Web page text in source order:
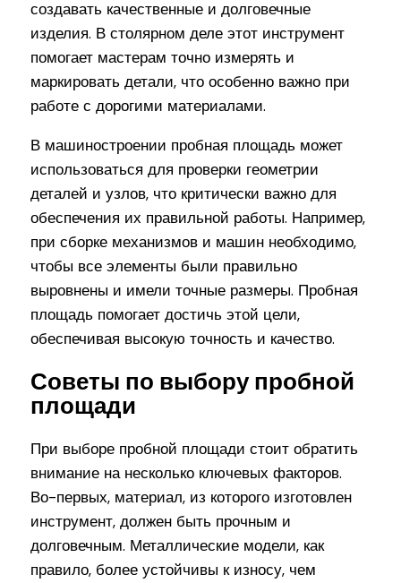
создавать качественные и долговечные
изделия. В столярном деле этот инструмент
помогает мастерам точно измерять и
маркировать детали, что особенно важно при
работе с дорогими материалами.
В машиностроении пробная площадь может
использоваться для проверки геометрии
деталей и узлов, что критически важно для
обеспечения их правильной работы. Например,
при сборке механизмов и машин необходимо,
чтобы все элементы были правильно
выровнены и имели точные размеры. Пробная
площадь помогает достичь этой цели,
обеспечивая высокую точность и качество.
Советы по выбору пробной
площади
При выборе пробной площади стоит обратить
внимание на несколько ключевых факторов.
Во-первых, материал, из которого изготовлен
инструмент, должен быть прочным и
долговечным. Металлические модели, как
правило, более устойчивы к износу, чем